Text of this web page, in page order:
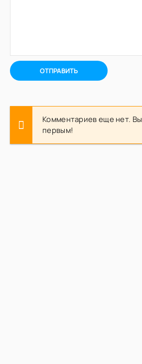
ОТПРАВИТЬ
Комментариев еще нет.
первым!